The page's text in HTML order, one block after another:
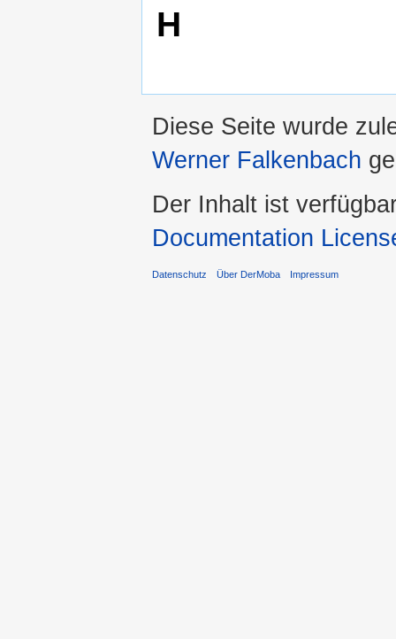
H
Diese Seite wurde
Werner Falkenbach
Der Inhalt ist
Documentation
Datenschutz Über DerMoba Impressum